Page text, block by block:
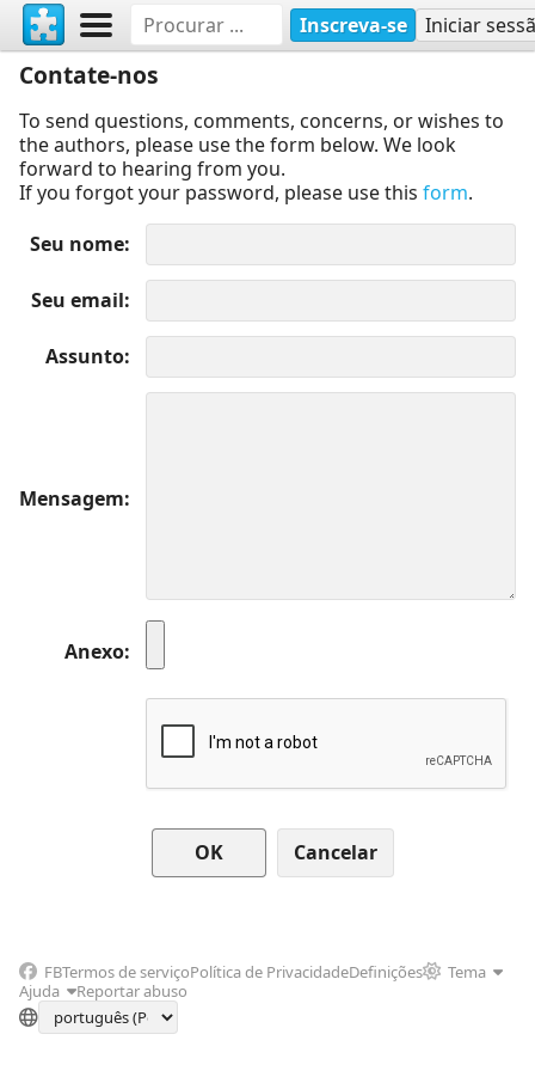
Inscreva-se Iniciar
Contate-nos
To send questions, comments, concerns, or wishes to
the authors, please use the form below. We look
forward to hearing from you.
If you forgot your password, please use this form.
Seu nome
Seu email
Assunto
Mensagem
Anexo
Cancelar
FBTermos de serviçoPolítica de PrivacidadeDefinições
Tema
Ajuda
Reportar abuso